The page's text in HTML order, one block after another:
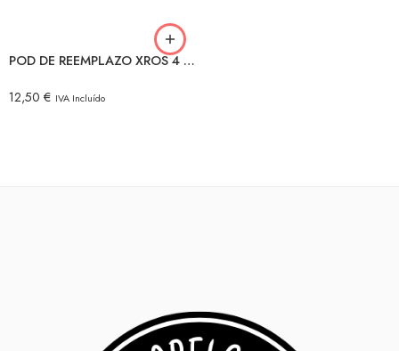
POD DE REEMPLAZO XROS 4 uds.
12,50 € IVA Incluído